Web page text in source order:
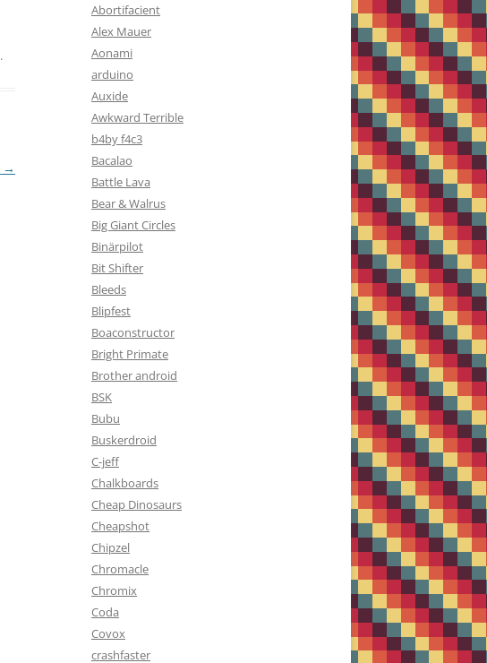
.
→
Abortifacient
Alex Mauer
Aonami
arduino
Auxide
Awkward Terrible
b4by f4c3
Bacalao
Battle Lava
Bear & Walrus
Big Giant Circles
Binärpilot
Bit Shifter
Bleeds
Blipfest
Boaconstructor
Bright Primate
Brother android
BSK
Bubu
Buskerdroid
C-jeff
Chalkboards
Cheap Dinosaurs
Cheapshot
Chipzel
Chromacle
Chromix
Coda
Covox
crashfaster